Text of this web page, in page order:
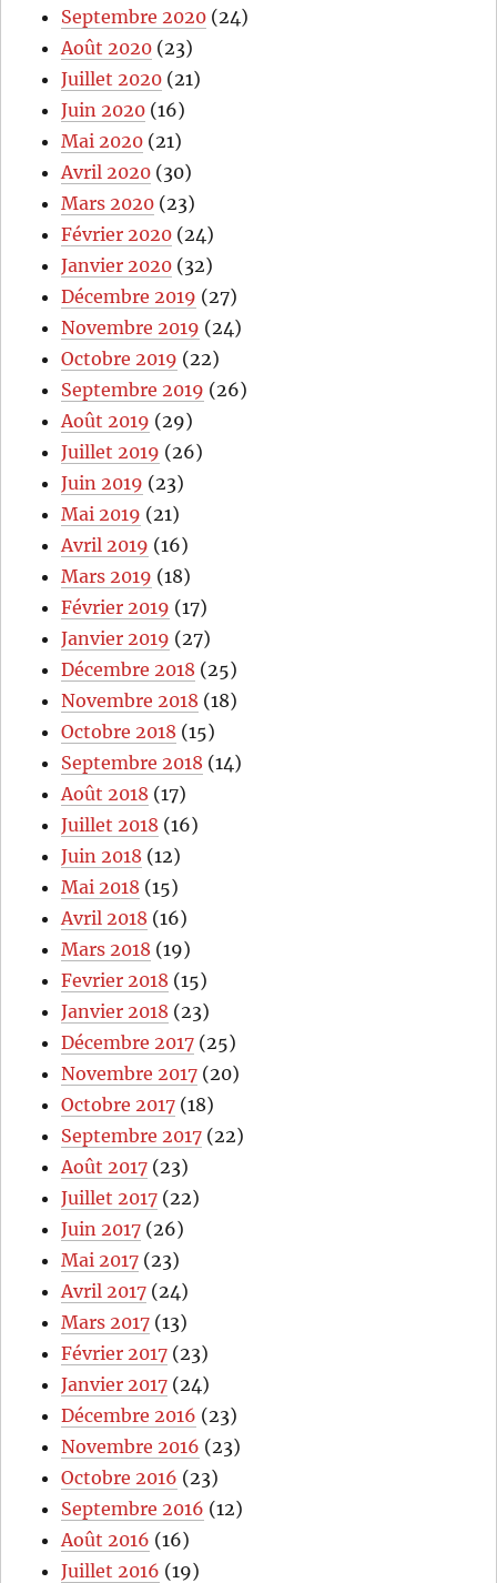
Septembre 2020 (24)
Août 2020 (23)
Juillet 2020 (21)
Juin 2020 (16)
Mai 2020 (21)
Avril 2020 (30)
Mars 2020 (23)
Février 2020 (24)
Janvier 2020 (32)
Décembre 2019 (27)
Novembre 2019 (24)
Octobre 2019 (22)
Septembre 2019 (26)
Août 2019 (29)
Juillet 2019 (26)
Juin 2019 (23)
Mai 2019 (21)
Avril 2019 (16)
Mars 2019 (18)
Février 2019 (17)
Janvier 2019 (27)
Décembre 2018 (25)
Novembre 2018 (18)
Octobre 2018 (15)
Septembre 2018 (14)
Août 2018 (17)
Juillet 2018 (16)
Juin 2018 (12)
Mai 2018 (15)
Avril 2018 (16)
Mars 2018 (19)
Fevrier 2018 (15)
Janvier 2018 (23)
Décembre 2017 (25)
Novembre 2017 (20)
Octobre 2017 (18)
Septembre 2017 (22)
Août 2017 (23)
Juillet 2017 (22)
Juin 2017 (26)
Mai 2017 (23)
Avril 2017 (24)
Mars 2017 (13)
Février 2017 (23)
Janvier 2017 (24)
Décembre 2016 (23)
Novembre 2016 (23)
Octobre 2016 (23)
Septembre 2016 (12)
Août 2016 (16)
Juillet 2016 (19)